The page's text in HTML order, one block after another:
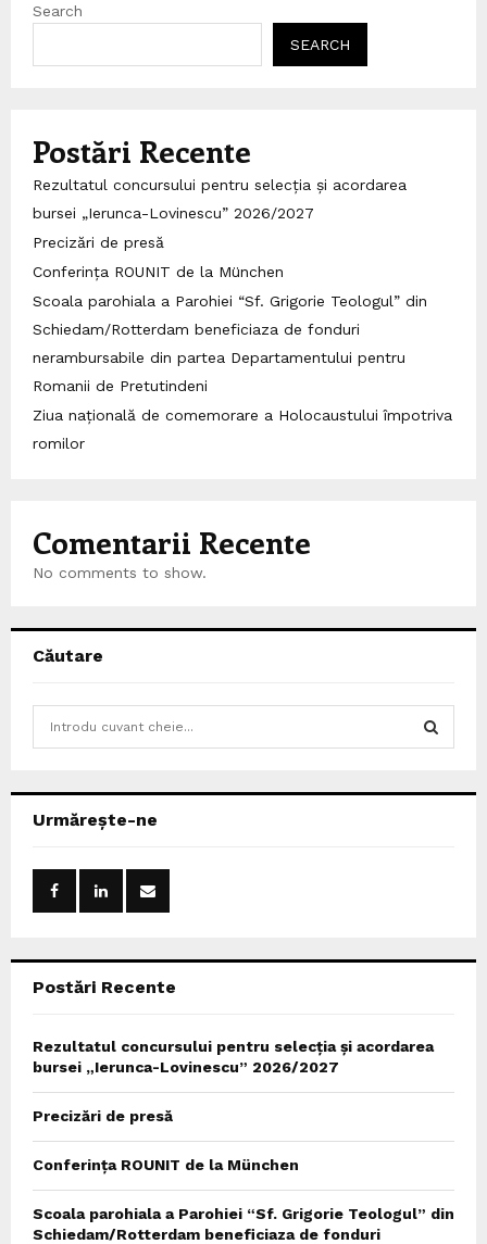
Search
SEARCH
Postări Recente
Rezultatul concursului pentru selecția și acordarea
bursei „Ierunca-Lovinescu” 2026/2027
Precizări de presă
Conferința ROUNIT de la München
Scoala parohiala a Parohiei “Sf. Grigorie Teologul” din
Schiedam/Rotterdam beneficiaza de fonduri
nerambursabile din partea Departamentului pentru
Romanii de Pretutindeni
Ziua națională de comemorare a Holocaustului împotriva
romilor
Comentarii Recente
No comments to show.
Căutare
h
Urmărește-ne
Postări Recente
Rezultatul concursului pentru selecția și acordarea
bursei „Ierunca-Lovinescu” 2026/2027
Precizări de presă
Conferința ROUNIT de la München
Scoala parohiala a Parohiei “Sf. Grigorie Teologul” din
Schiedam/Rotterdam beneficiaza de fonduri